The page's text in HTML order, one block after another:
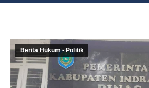
Berita Hukum - Politik